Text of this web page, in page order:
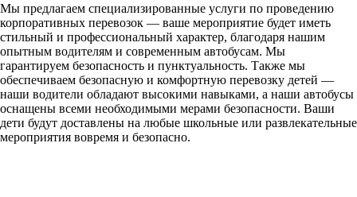
Мы предлагаем специализированные услуги по проведению
корпоративных перевозок — ваше мероприятие будет иметь
стильный и профессиональный характер, благодаря нашим
опытным водителям и современным автобусам. Мы
гарантируем безопасность и пунктуальность. Также мы
обеспечиваем безопасную и комфортную перевозку детей —
наши водители обладают высокими навыками, а наши автобусы
оснащены всеми необходимыми мерами безопасности. Ваши
дети будут доставлены на любые школьные или развлекательные
мероприятия вовремя и безопасно.